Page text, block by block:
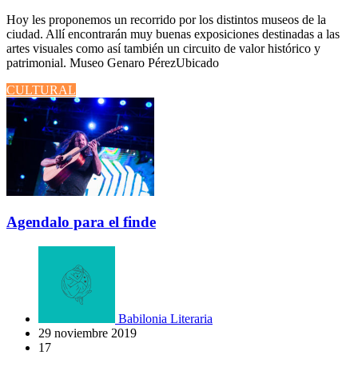
Hoy les proponemos un recorrido por los distintos museos de la
ciudad. Allí encontrarán muy buenas exposiciones destinadas a las
artes visuales como así también un circuito de valor histórico y
patrimonial. Museo Genaro PérezUbicado
CULTURAL
Agendalo para el finde
Babilonia Literaria
29 noviembre 2019
17